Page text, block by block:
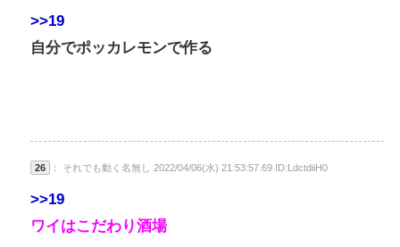
>>19
自分でポッカレモンで作る
26 ： それでも動く名無し 2022/04/06(水) 21:53:57.69 ID:LdctdiiH0
>>19
ワイはこだわり酒場